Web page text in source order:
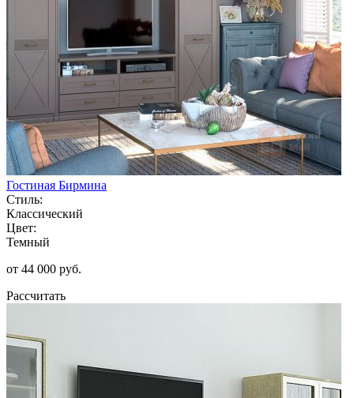
Гостиная Бирмина
Стиль:
Классический
Цвет:
Темный
от 44 000 руб.
Рассчитать